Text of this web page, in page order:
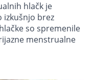
hlačk je
izkušnjo brez
so spremenile
menstrualne